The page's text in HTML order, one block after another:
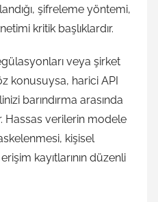
şifreleme yöntemi,
kritik başlıklardır.
veya şirket
konusuysa, harici API
barındırma arasında
Hassas verilerin modele
kişisel
kayıtlarının düzenli